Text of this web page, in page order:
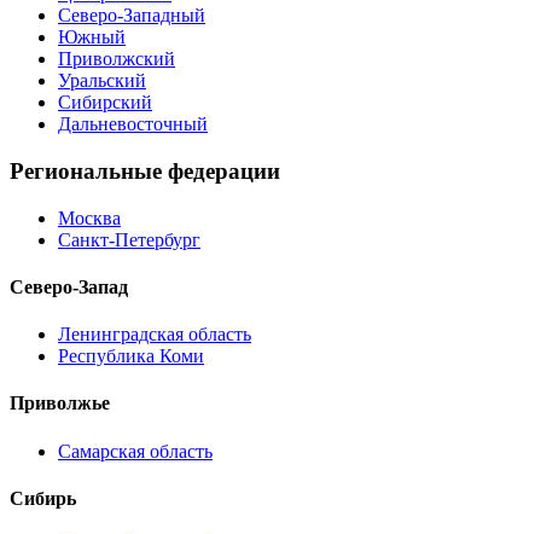
Северо-Западный
Южный
Приволжский
Уральский
Сибирский
Дальневосточный
Региональные федерации
Москва
Санкт-Петербург
Северо-Запад
Ленинградская область
Республика Коми
Приволжье
Самарская область
Сибирь